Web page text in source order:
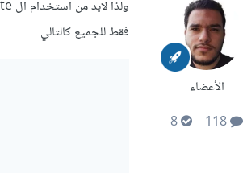
الأعضاء
فقط للجميع كالتالي